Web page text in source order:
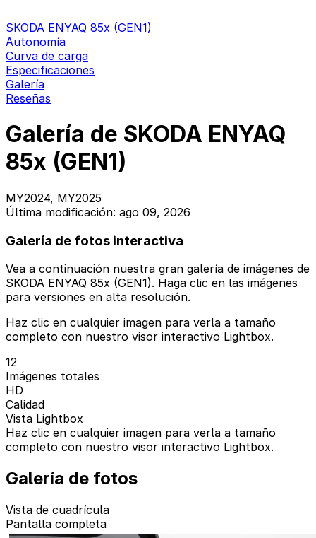
SKODA ENYAQ 85x (GEN1)
Autonomía
Curva de carga
Especificaciones
Galería
Reseñas
Galería de SKODA ENYAQ
85x (GEN1)
MY2024, MY2025
Última modificación: ago 09, 2026
Galería de fotos interactiva
Vea a continuación nuestra gran galería de imágenes de
SKODA ENYAQ 85x (GEN1). Haga clic en las imágenes
para versiones en alta resolución.
Haz clic en cualquier imagen para verla a tamaño
completo con nuestro visor interactivo Lightbox.
12
Imágenes totales
HD
Calidad
Vista Lightbox
Haz clic en cualquier imagen para verla a tamaño
completo con nuestro visor interactivo Lightbox.
Galería de fotos
Vista de cuadrícula
Pantalla completa